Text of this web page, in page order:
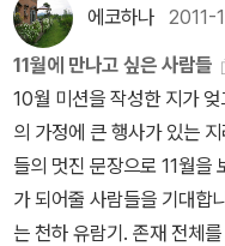
은 요리라면 양식일수도 일
기와 함께 짦은 동화같은 이
개된다. 우리가 흔이 먹는
까지.. 그리고 그 음식이 만
하는 이야기. 그 환경에서
만드는 레시피를 이야기해
트가 기억에 남는다. 특별할
에코하나 2011-
11월에 만나고 싶은 사람들
10월 미션을 작성한 지가
의 가정에 큰 행사가 있는
들의 멋진 문장으로 11월을
가 되어줄 사람들을 기대합
는 천하 유람기. 존재 전체